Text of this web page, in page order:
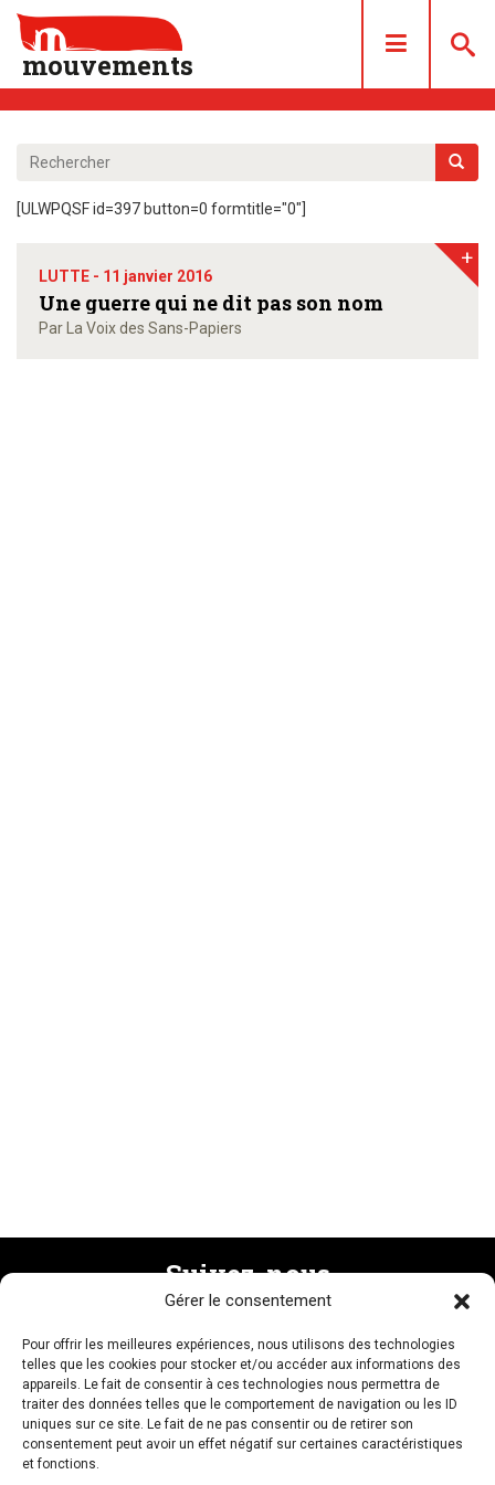
Gérer le consentement
Pour offrir les meilleures expériences, nous utilisons des technologies
telles que les cookies pour stocker et/ou accéder aux informations des
appareils. Le fait de consentir à ces technologies nous permettra de
traiter des données telles que le comportement de navigation ou les ID
uniques sur ce site. Le fait de ne pas consentir ou de retirer son
consentement peut avoir un effet négatif sur certaines caractéristiques
et fonctions.
mouvements
LES NUMÉROS
ACHAT/ABONNEMENT
CONTACT
[ULWPQSF id=397 button=0 formtitle="0"]
LUTTE - 11 janvier 2016
Une guerre qui ne dit pas son nom
Par La Voix des Sans-Papiers
+
Suivez-nous
Recevez la newsletter